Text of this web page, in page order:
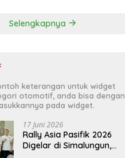
Selengkapnya
keterangan untuk widget
otomotif, anda bisa dengan
pada widget.
17 Juni 2026
Rally Asia Pasifik 2026
Digelar di Simalungun,